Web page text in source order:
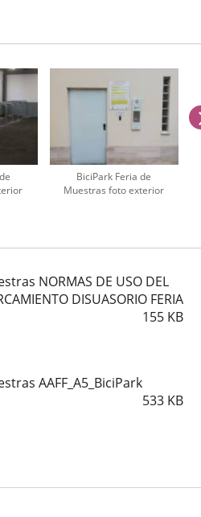
BiciPark Feria de
Muestras foto exterior
NORMAS DE USO DEL
DISUASORIO FERIA
155 KB
AAFF_A5_BiciPark
533 KB